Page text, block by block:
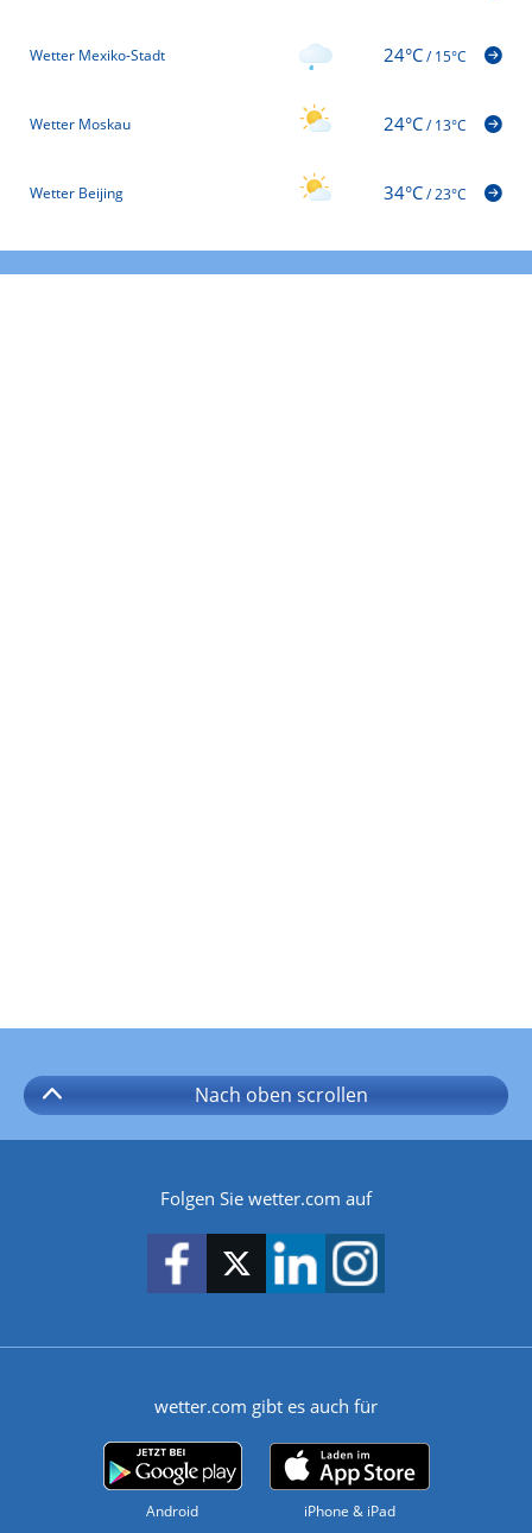
Wetter Mexiko-Stadt 24°C/15°C
Wetter Moskau 24°C/13°C
Wetter Beijing 34°C/23°C
Nach oben scrollen
Folgen Sie wetter.com auf
wetter.com gibt es auch für
Android iPhone & iPad